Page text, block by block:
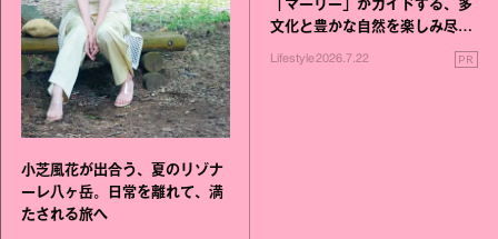
小芝風花が出合う、夏のリゾナ
ーレ八ヶ岳。日常を離れて、満
たされる旅へ
「マーリー」がガイドする、多
文化と豊かな自然を楽しみ尽く
Lifestyle2026.7.22 PR